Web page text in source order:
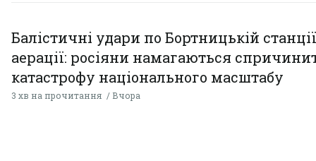
Балістичні удари по Бортницькій станції
аерації: росіяни намагаються
катастрофу національного масштабу
3 хв на прочитання Вчора